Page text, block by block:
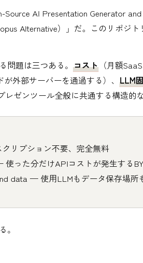
AI Presentation Generator and
Alternative）」だ。このリポジト
問題は三つある。 コスト （月額
が外部サーバーを通過する）、 LLM
ゼンツール全般に共通する構造的な
リプション不要、完全無料
った分だけAPIコストが発生する
data — 使用LLMもデータ保存場所
。